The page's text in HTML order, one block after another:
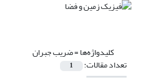
کلیدواژه‌ها =ضریب جبران
تعداد مقالات: 1